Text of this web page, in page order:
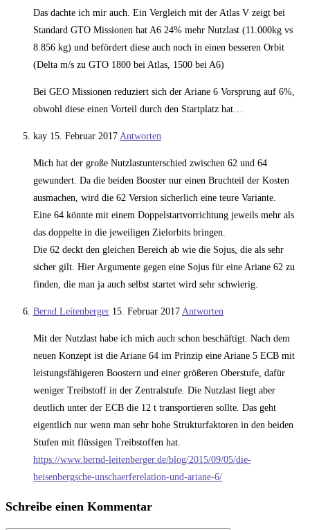
Das dachte ich mir auch. Ein Vergleich mit der Atlas V zeigt bei
Standard GTO Missionen hat A6 24% mehr Nutzlast (11.000kg vs
8.856 kg) und befördert diese auch noch in einen besseren Orbit
(Delta m/s zu GTO 1800 bei Atlas, 1500 bei A6)
Bei GEO Missionen reduziert sich der Ariane 6 Vorsprung auf 6%,
obwohl diese einen Vorteil durch den Startplatz hat…
kay 15. Februar 2017 Antworten
Mich hat der große Nutzlastunterschied zwischen 62 und 64
gewundert. Da die beiden Booster nur einen Bruchteil der Kosten
ausmachen, wird die 62 Version sicherlich eine teure Variante.
Eine 64 könnte mit einem Doppelstartvorrichtung jeweils mehr als
das doppelte in die jeweiligen Zielorbits bringen.
Die 62 deckt den gleichen Bereich ab wie die Sojus, die als sehr
sicher gilt. Hier Argumente gegen eine Sojus für eine Ariane 62 zu
finden, die man ja auch selbst startet wird sehr schwierig.
Bernd Leitenberger 15. Februar 2017 Antworten
Mit der Nutzlast habe ich mich auch schon beschäftigt. Nach dem
neuen Konzept ist die Ariane 64 im Prinzip eine Ariane 5 ECB mit
leistungsfähigeren Boostern und einer größeren Oberstufe, dafür
weniger Treibstoff in der Zentralstufe. Die Nutzlast liegt aber
deutlich unter der ECB die 12 t transportieren sollte. Das geht
eigentlich nur wenn man sehr hohe Strukturfaktoren in den beiden
Stufen mit flüssigen Treibstoffen hat.
https://www.bernd-leitenberger.de/blog/2015/09/05/die-
heisenbergsche-unschaerferelation-und-ariane-6/
Schreibe einen Kommentar